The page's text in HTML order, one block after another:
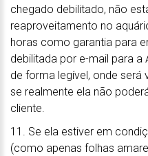
chegado debilitado, não
reaproveitamento no
horas como garantia para
debilitada por e-mail para
de forma legível, onde
se realmente ela não
cliente.
11. Se ela estiver em
(como apenas folhas